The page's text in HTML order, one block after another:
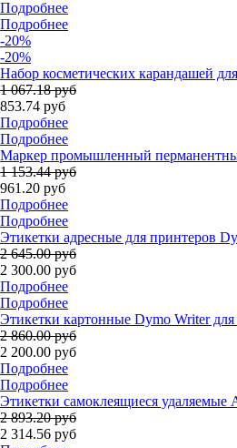
Подробнее
Подробнее
-20%
-20%
Набор косметических карандашей
1 067.18 руб
853.74 руб
Подробнее
Подробнее
Маркер промышленный
1 153.44 руб
961.20 руб
Подробнее
Подробнее
Этикетки адресные для принтеров
2 645.00 руб
2 300.00 руб
Подробнее
Подробнее
Этикетки картонные Dymo Writer
2 860.00 руб
2 200.00 руб
Подробнее
Подробнее
Этикетки самоклеящиеся
2 893.20 руб
2 314.56 руб